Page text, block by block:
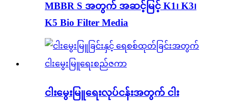
MBBR S အတွက် အဆင့်မြင့် K1၊ K3၊
K5 Bio Filter Media
ငါးမွေးမြူရေးလုပ်ငန်းအတွက် ငါး